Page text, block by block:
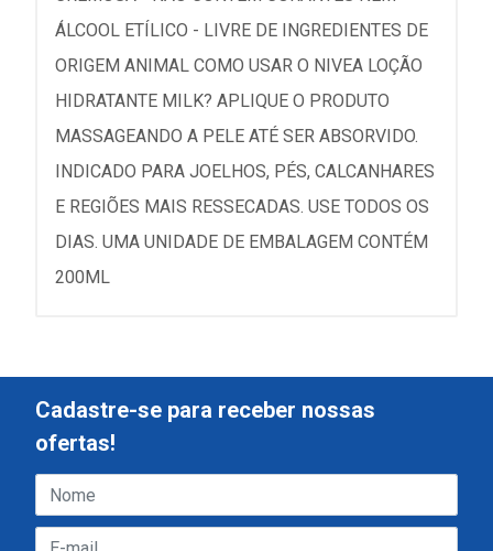
ÁLCOOL ETÍLICO - LIVRE DE INGREDIENTES DE
ORIGEM ANIMAL COMO USAR O NIVEA LOÇÃO
HIDRATANTE MILK? APLIQUE O PRODUTO
MASSAGEANDO A PELE ATÉ SER ABSORVIDO.
INDICADO PARA JOELHOS, PÉS, CALCANHARES
E REGIÕES MAIS RESSECADAS. USE TODOS OS
DIAS. UMA UNIDADE DE EMBALAGEM CONTÉM
200ML
Cadastre-se para receber nossas
ofertas!